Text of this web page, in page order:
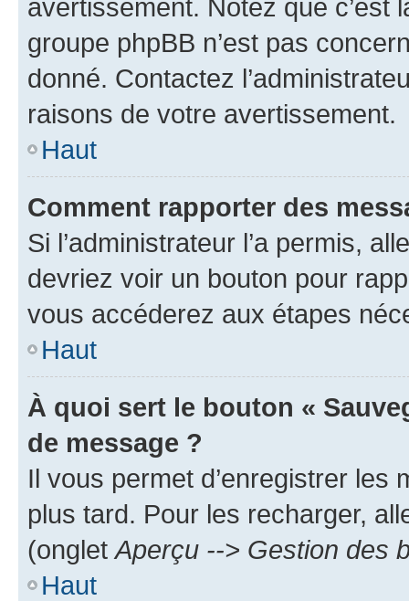
avertissement. Notez que c’est
groupe phpBB n’est pas
donné. Contactez
raisons de votre avertissement.
Haut
Comment rapporter des
Si l’administrateur l’a permis,
devriez voir un bouton pour
vous accéderez aux étapes
Haut
À quoi sert le bouton «
de message ?
Il vous permet d’enregistrer
plus tard. Pour les recharger,
(onglet Aperçu --> Gestion des
Haut